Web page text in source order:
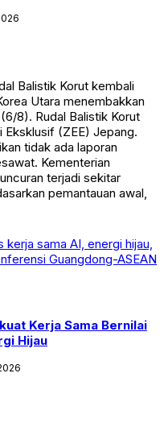
Balistik Korut kembali
Utara menembakkan
8). Rudal Balistik Korut
Eksklusif (ZEE) Jepang.
tidak ada laporan
Kementerian
terjadi sekitar
pemantauan awal,
Kerja Sama Bernilai
Hijau